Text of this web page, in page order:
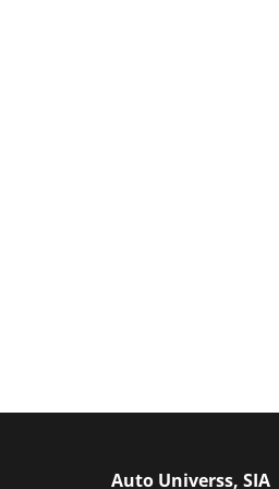
Auto Universs, SIA